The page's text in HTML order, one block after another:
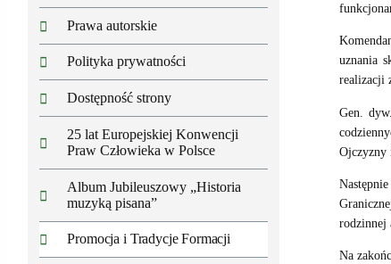
Prawa autorskie
Polityka prywatności
Dostępność strony
25 lat Europejskiej Konwencji
Praw Człowieka w Polsce
Album Jubileuszowy „Historia
muzyką pisana”
Promocja i Tradycje Formacji
uznania
realizacji
Gen.
Ojczyzny
rodzinnej
Na